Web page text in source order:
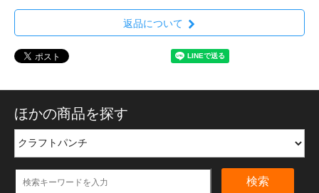
返品について
ほかの商品を探す
検索